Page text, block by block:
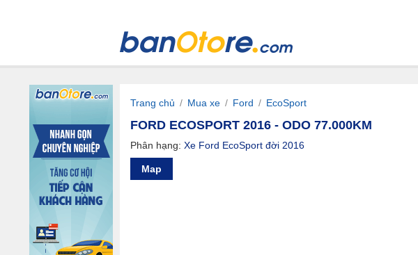
Trang chủ / Mua xe / Ford / EcoSport
FORD ECOSPORT 2016 - ODO 77.000KM
Phân hạng: Xe Ford EcoSport đời 2016
Map